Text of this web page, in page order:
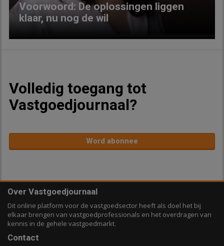
Voorwoord: De oplossingen liggen
klaar, nu nog de wil
Volledig toegang tot
Vastgoedjournaal?
Word abonnee
Over Vastgoedjournaal
Dit online platform voor de vastgoedsector heeft als doel het bij
elkaar brengen van vastgoedprofessionals en het overdragen van
kennis in de gehele vastgoedmarkt.
Contact